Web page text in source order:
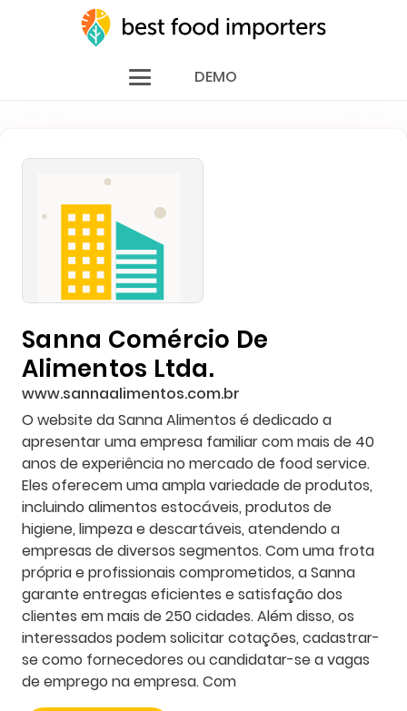
DEMO
Sanna Comércio De
Alimentos Ltda.
www.sannaalimentos.com.br
O website da Sanna Alimentos é dedicado a
apresentar uma empresa familiar com mais de 40
anos de experiência no mercado de food service.
Eles oferecem uma ampla variedade de produtos,
incluindo alimentos estocáveis, produtos de
higiene, limpeza e descartáveis, atendendo a
empresas de diversos segmentos. Com uma frota
própria e profissionais comprometidos, a Sanna
garante entregas eficientes e satisfação dos
clientes em mais de 250 cidades. Além disso, os
interessados podem solicitar cotações, cadastrar-
se como fornecedores ou candidatar-se a vagas
de emprego na empresa. Com